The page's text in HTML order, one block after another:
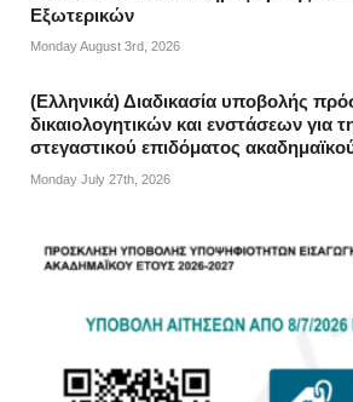
Εξωτερικών
Monday August 3rd, 2026
(Ελληνικά) Διαδικασία υποβολής
δικαιολογητικών και ενστάσεων για
στεγαστικού επιδόματος
Monday July 27th, 2026